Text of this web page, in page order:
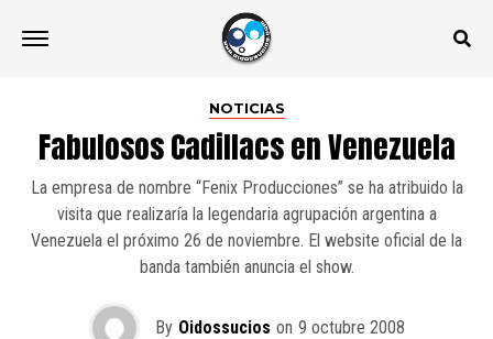
NOTICIAS
Fabulosos Cadillacs en Venezuela
La empresa de nombre “Fenix Producciones” se ha atribuido la
visita que realizaría la legendaria agrupación argentina a
Venezuela el próximo 26 de noviembre. El website oficial de la
banda también anuncia el show.
By Oidossucios on 9 octubre 2008